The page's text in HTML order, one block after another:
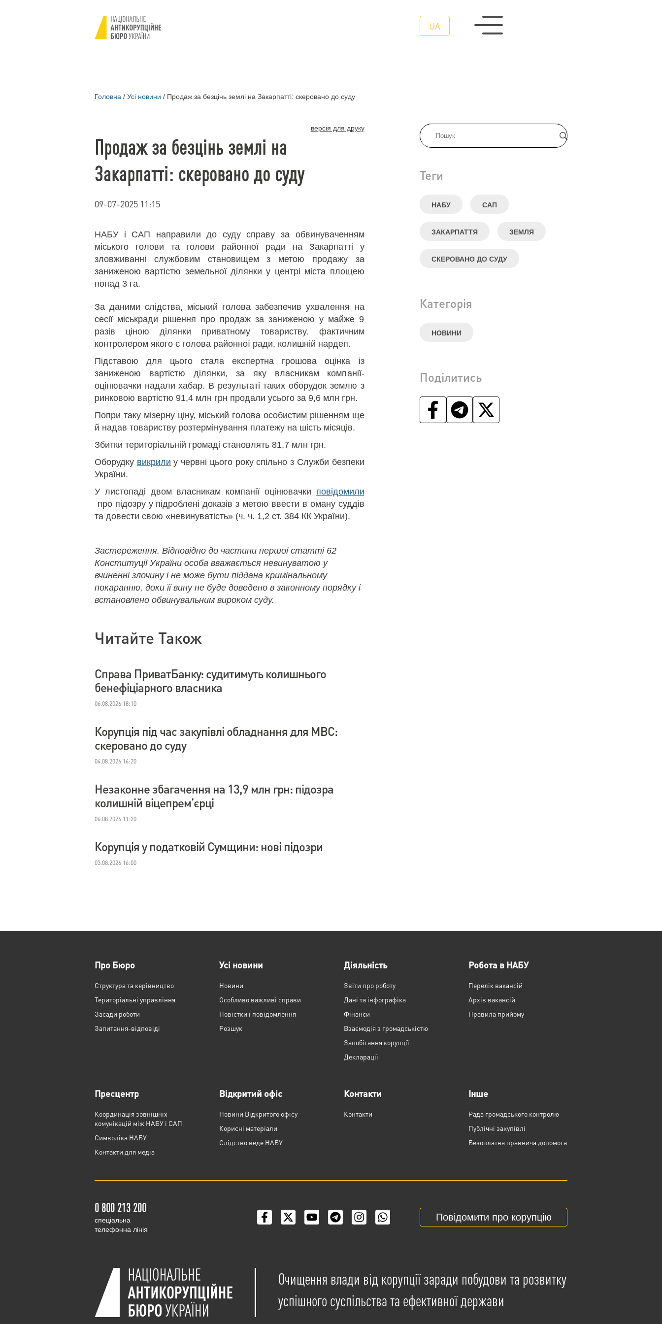
UA
Головна / Усі новини / Продаж за безцінь землі на Закарпатті: скеровано до суду
Теги
НАБУ САП
ЗАКАРПАТТЯ ЗЕМЛЯ
СКЕРОВАНО ДО СУДУ
Категорія
НОВИНИ
Поділитись
версія для друку
Продаж за безцінь землі на
Закарпатті: скеровано до суду
09-07-2025 11:15
НАБУ і САП направили до суду справу за обвинуваченням
міського голови та голови районної ради на Закарпатті у
зловживанні службовим становищем з метою продажу за
заниженою вартістю земельної ділянки у центрі міста площею
понад 3 га.
За даними слідства, міський голова забезпечив ухвалення на
сесії міськради рішення про продаж за заниженою у майже 9
разів ціною ділянки приватному товариству, фактичним
контролером якого є голова районної ради, колишній нардеп.
Підставою для цього стала експертна грошова оцінка із
заниженою вартістю ділянки, за яку власникам компанії-
оцінювачки надали хабар. В результаті таких оборудок землю з
ринковою вартістю 91,4 млн грн продали усього за 9,6 млн грн.
Попри таку мізерну ціну, міський голова особистим рішенням ще
й надав товариству розтермінування платежу на шість місяців.
Збитки територіальній громаді становлять 81,7 млн грн.
Оборудку викрили у червні цього року спільно з Служби безпеки
України.
У листопаді двом власникам компанії оцінювачки повідомили
про підозру у підроблені доказів з метою ввести в оману суддів
та довести свою «невинуватість» (ч. ч. 1,2 ст. 384 КК України).
Застереження. Відповідно до частини першої статті 62
Конституції України особа вважається невинуватою у
вчиненні злочину і не може бути піддана кримінальному
покаранню, доки її вину не буде доведено в законному порядку і
встановлено обвинувальним вироком суду.
Читайте Також
Справа ПриватБанку: судитимуть колишнього
бенефіціарного власника
06.08.2026 18:10
Корупція під час закупівлі обладнання для МВС:
скеровано до суду
04.08.2026 16:20
Незаконне збагачення на 13,9 млн грн: підозра
колишній віцепрем’єрці
06.08.2026 11:20
Корупція у податковій Сумщини: нові підозри
03.08.2026 16:00
Про Бюро
Структура та керівництво
Територіальні управління
Засади роботи
Запитання-відповіді
Усі новини
Новини
Особливо важливі справи
Повістки і повідомлення
Розшук
Діяльність
Звіти про роботу
Дані та інфографіка
Фінанси
Взаємодія з громадськістю
Запобігання корупції
Декларації
Робота в НАБУ
Перелік вакансій
Архів вакансій
Правила прийому
Пресцентр
Координація зовнішніх
комунікацій між НАБУ і САП
Cимволіка НАБУ
Контакти для медіа
Відкритий офіс
Новини Відкритого офісу
Корисні матеріали
Слідство веде НАБУ
Контакти
Контакти
Інше
Рада громадського контролю
Публічні закупівлі
Безоплатна правнича допомога
0 800 213 200
cпеціальна
телефонна лінія
Повідомити про корупцію
Очищення влади від корупції заради побудови та розвитку
успішного суспільства та ефективної держави